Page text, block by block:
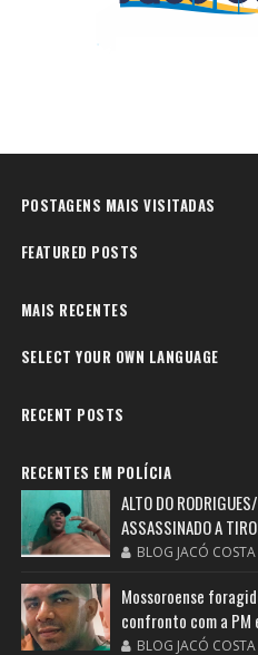
POSTAGENS MAIS VISITADAS
FEATURED POSTS
MAIS RECENTES
SELECT YOUR OWN LANGUAGE
RECENT POSTS
RECENTES EM POLÍCIA
ALTO DO
ASSASSINADO A
BLOG JACÓ COSTA
Mossoroense
confronto com a PM
BLOG JACÓ COSTA